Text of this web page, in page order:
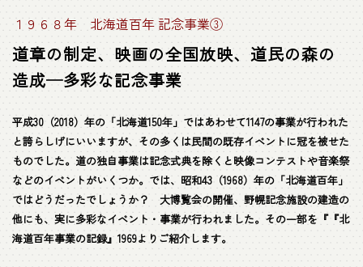
１９６８年 北海道百年 記念事業③
道章の制定、映画の全国放映、道民の森の
造成─多彩な記念事業
平成30（2018）年の「北海道150年」ではあわせて1147の事業が行われた
と誇らしげにいいますが、その多くは民間の既存イベントに冠を被せた
ものでした。道の独自事業は記念式典を除くと映像コンテストや音楽祭
などのイベントがいくつか。では、昭和43（1968）年の「北海道百年」
ではどうだったでしょうか？ 大博覧会の開催、野幌記念施設の建造の
他にも、実に多彩なイベント・事業が行われました。その一部を『『北
海道百年事業の記録』1969よりご紹介します。